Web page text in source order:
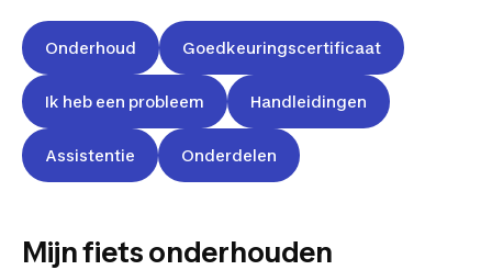
Onderhoud Goedkeuringscertificaat
Ik heb een probleem Handleidingen
Assistentie Onderdelen
Mijn fiets onderhouden